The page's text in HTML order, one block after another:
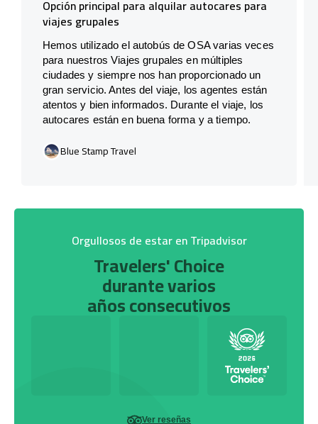
Opción principal para alquilar autocares para
viajes grupales
Hemos utilizado el autobús de OSA varias veces
para nuestros Viajes grupales en múltiples
ciudades y siempre nos han proporcionado un
gran servicio. Antes del viaje, los agentes están
atentos y bien informados. Durante el viaje, los
autocares están en buena forma y a tiempo.
Blue Stamp Travel
Orgullosos de estar en Tripadvisor
Travelers' Choice
durante varios
años consecutivos
Ver reseñas